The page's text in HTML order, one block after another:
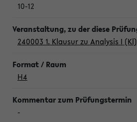
10-12
240003 1. Klausur zu Analysis I (Kl)
H4
-